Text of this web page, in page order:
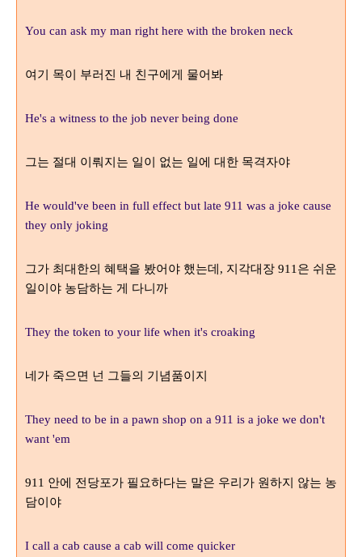
You can ask my man right here with the broken neck
여기 목이 부러진 내 친구에게 물어봐
He's a witness to the job never being done
그는 절대 이뤄지는 일이 없는 일에 대한 목격자야
He would've been in full effect but late 911 was a joke cause
they only joking
그가 최대한의 혜택을 봤어야 했는데, 지각대장 911 은 쉬운
일이야 농담하는 게 다니까
They the token to your life when it's croaking
네가 죽으면 넌 그들의 기념품이지
They need to be in a pawn shop on a 911 is a joke we don't
want 'em
911 안에 전당포가 필요하다는 말은 우리가 원하지 않는 농
담이야
I call a cab cause a cab will come quicker